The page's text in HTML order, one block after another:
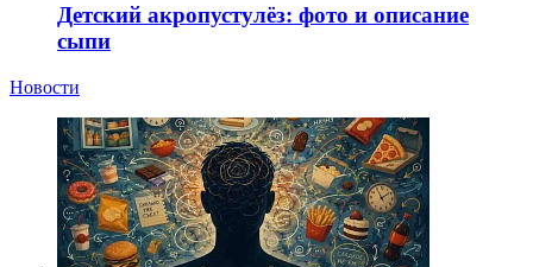
Детский акропустулёз: фото и описание
сыпи
Новости